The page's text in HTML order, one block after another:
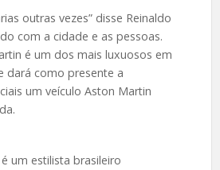
outras vezes” disse Reinaldo
com a cidade e as pessoas.
é um dos mais luxuosos em
dará como presente a
um veículo Aston Martin
um estilista brasileiro